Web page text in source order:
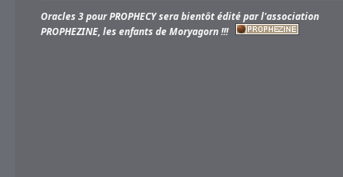
Oracles 3 pour PROPHECY sera bientôt édité par l'association
PROPHEZINE, les enfants de Moryagorn !!!